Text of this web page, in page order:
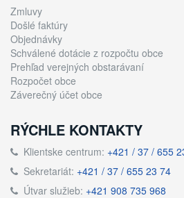
Zmluvy
Došlé faktúry
Objednávky
Schválené dotácie z rozpočtu obce
Prehľad verejných obstarávaní
Rozpočet obce
Záverečný účet obce
RÝCHLE KONTAKTY
Klientske centrum: +421 / 37 / 655
Sekretariát: +421 / 37 / 655 23 74
Útvar služieb: +421 908 735 968